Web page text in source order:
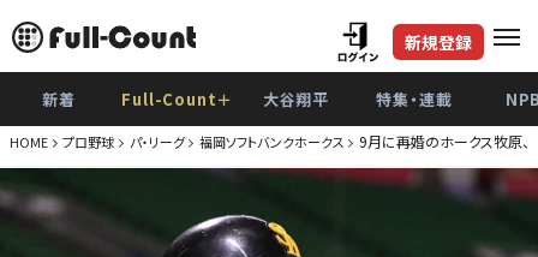
新規登録
新着 Full-Count＋ 大谷翔平 特集・連載
HOME プロ野球 パ・リーグ 福岡ソフトバンクホークス 9月に再婚のホークス牧原、